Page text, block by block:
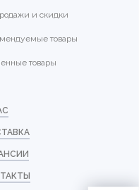
и скидки
товары
товары